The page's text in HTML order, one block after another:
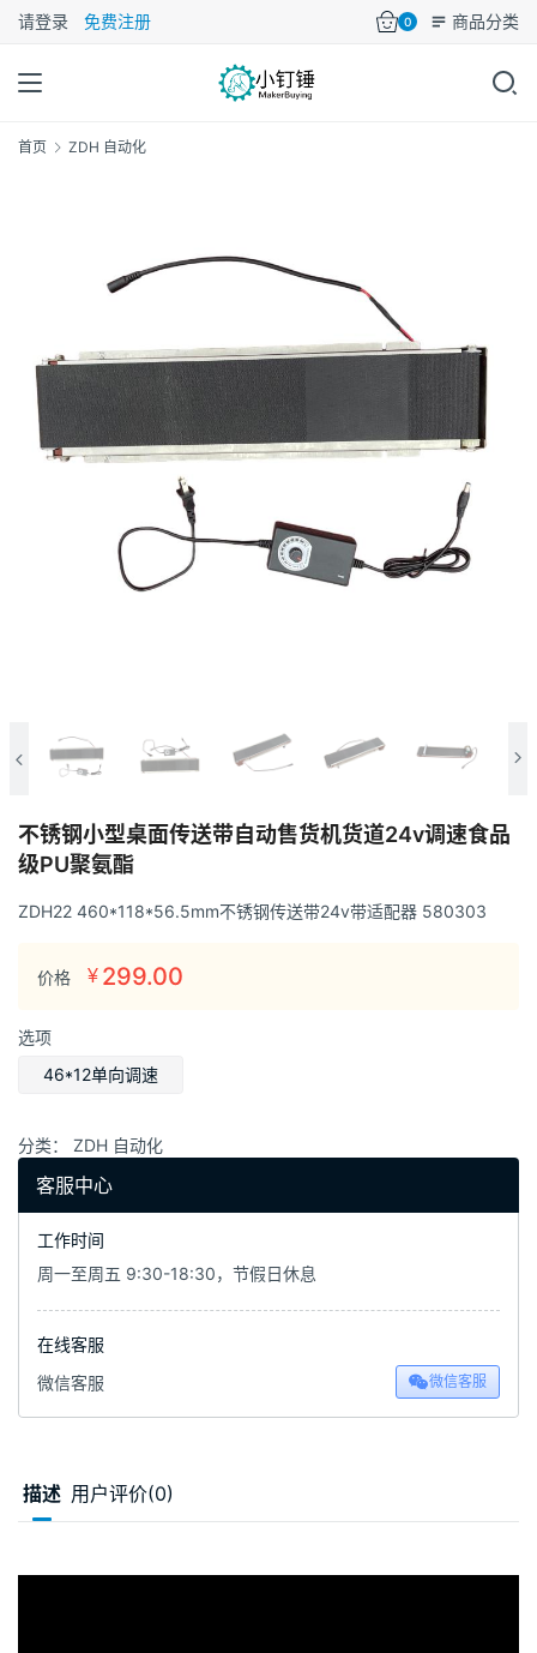
请登录 免费注册 0 商品分类
首页 ZDH 自动化
不锈钢小型桌面传送带自动售货机货道24v调速食品
级PU聚氨酯
ZDH22 460*118*56.5mm不锈钢传送带24v带适配器 580303
价格 ¥ 299.00
选项
46*12单向调速
分类： ZDH 自动化
客服中心
工作时间
周一至周五 9:30-18:30，节假日休息
在线客服
微信客服
微信客服
描述 用户评价(0)